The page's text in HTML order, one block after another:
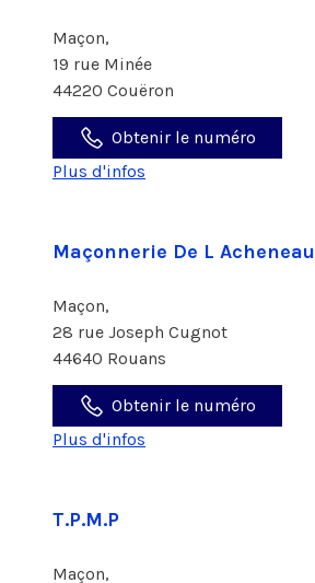
Maçon,
19 rue Minée
44220 Couëron
Obtenir le numéro
Plus d'infos
Maçonnerie De L Acheneau
Maçon,
28 rue Joseph Cugnot
44640 Rouans
Obtenir le numéro
Plus d'infos
T.P.M.P
Maçon,